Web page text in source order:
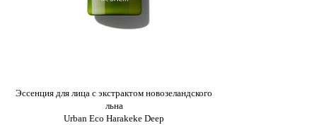
Эссенция для лица с экстрактом новозеландского
льна
Urban Eco Harakeke Deep